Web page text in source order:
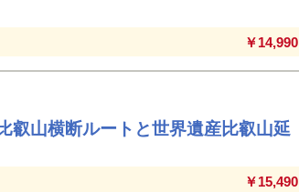
￥14,990
叡山横断ルートと世界遺産比叡山延
￥15,490